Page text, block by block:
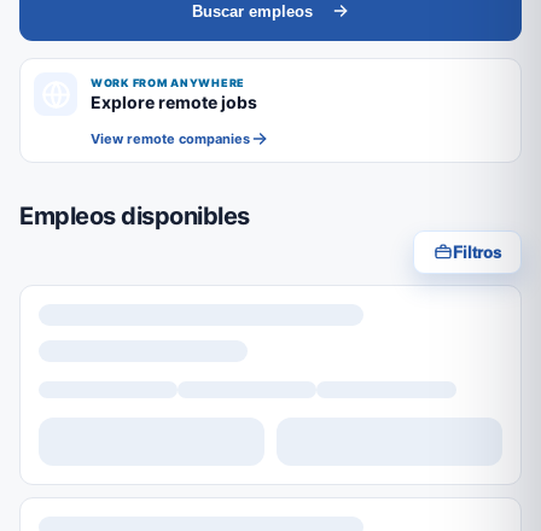
Buscar empleos
WORK FROM ANYWHERE
Explore remote jobs
View remote companies
Empleos disponibles
Filtros